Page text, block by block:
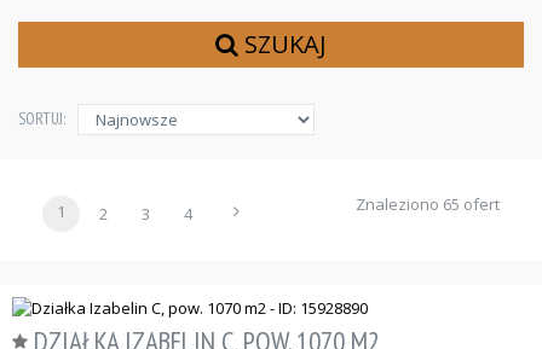
SZUKAJ
SORTUJ:
1 2 3 4 Znaleziono 65 ofert
DZIAŁKA IZABELIN C, POW. 1070 M2